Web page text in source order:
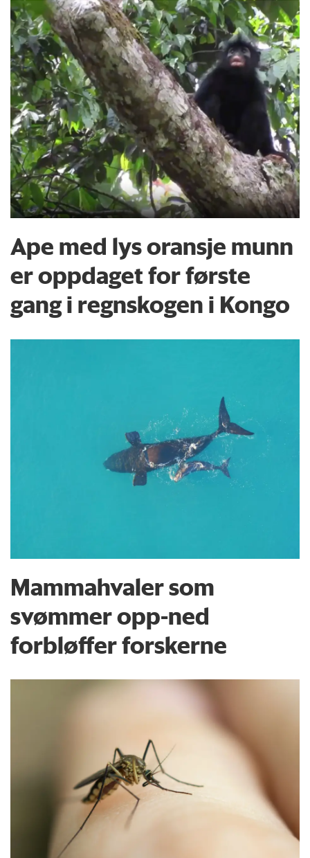
Ape med lys oransje munn
er oppdaget for første
gang i regnskogen i Kongo
Mammahvaler som
svømmer opp-ned
forbløffer forskerne